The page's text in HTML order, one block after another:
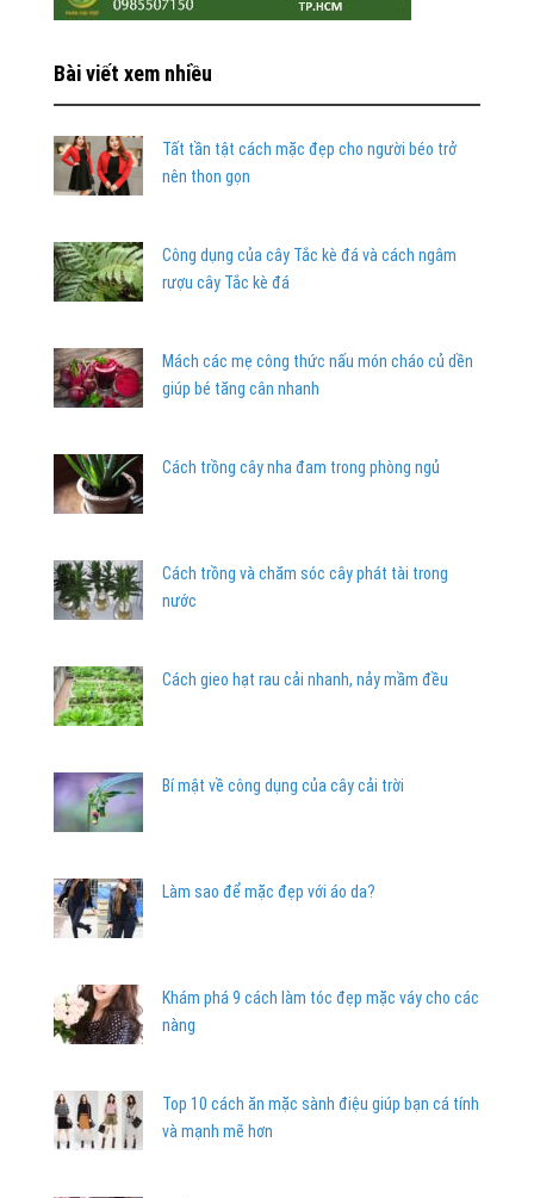
Bài viết xem nhiều
Tất tần tật cách mặc đẹp cho người béo trở
nên thon gọn
Công dụng của cây Tắc kè đá và cách ngâm
rượu cây Tắc kè đá
Mách các mẹ công thức nấu món cháo củ dền
giúp bé tăng cân nhanh
Cách trồng cây nha đam trong phòng ngủ
Cách trồng và chăm sóc cây phát tài trong
nước
Cách gieo hạt rau cải nhanh, nảy mầm đều
Bí mật về công dụng của cây cải trời
Làm sao để mặc đẹp với áo da?
Khám phá 9 cách làm tóc đẹp mặc váy cho các
nàng
Top 10 cách ăn mặc sành điệu giúp bạn cá tính
và mạnh mẽ hơn